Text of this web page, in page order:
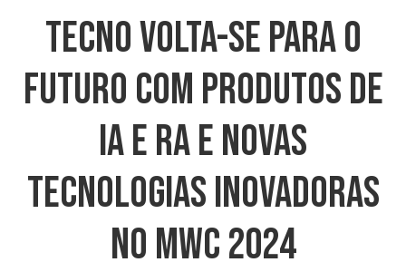
TECNO Volta-Se Para O
Futuro Com Produtos De
IA E RA E Novas
Tecnologias Inovadoras
No MWC 2024